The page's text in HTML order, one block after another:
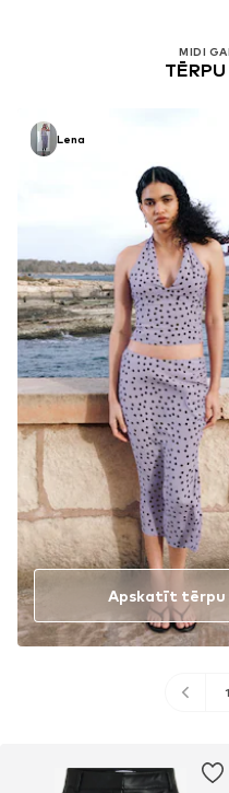
MIDI
Lena
Apskatīt tērpu
1